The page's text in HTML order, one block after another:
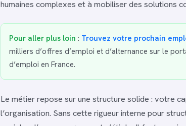
humaines complexes et à mobiliser des solutions
Pour aller plus loin : Trouvez votre prochain
milliers d’offres d’emploi et d’alternance sur le
d’emploi en France.
Le métier repose sur une structure solide : votre
l’organisation. Sans cette rigueur interne pour